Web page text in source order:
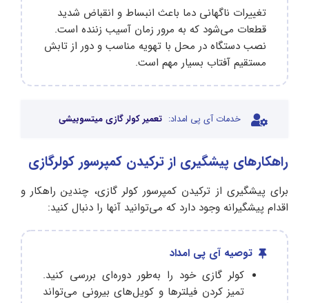
تغییرات ناگهانی دما باعث انبساط و انقباض شدید
قطعات می‌شود که به مرور زمان آسیب‌ زننده است.
نصب دستگاه در محل با تهویه مناسب و دور از تابش
مستقیم آفتاب بسیار مهم است.
خدمات آی پی امداد: تعمیر کولر گازی میتسوبیشی
راهکارهای پیشگیری از ترکیدن کمپرسور کولرگازی
برای پیشگیری از ترکیدن کمپرسور کولر گازی، چندین راهکار و
اقدام پیشگیرانه وجود دارد که می‌توانید آنها را دنبال کنید:
توصیه آی پی امداد
کولر گازی خود را به‌طور دوره‌ای بررسی کنید.
تمیز کردن فیلترها و کویل‌های بیرونی می‌تواند